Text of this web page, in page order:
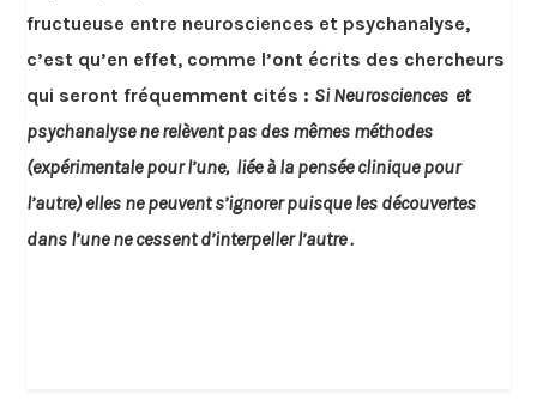
fructueuse entre neurosciences et psychanalyse,
c’est qu’en effet, comme l’ont écrits des chercheurs
qui seront fréquemment cités : Si Neurosciences et
psychanalyse ne relèvent pas des mêmes méthodes
(expérimentale pour l’une, liée à la pensée clinique pour
l’autre) elles ne peuvent s’ignorer puisque les découvertes
dans l’une ne cessent d’interpeller l’autre .